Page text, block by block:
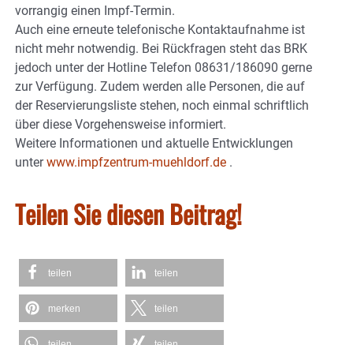
vorrangig einen Impf-Termin.
Auch eine erneute telefonische Kontaktaufnahme ist
nicht mehr notwendig. Bei Rückfragen steht das BRK
jedoch unter der Hotline Telefon 08631/186090 gerne
zur Verfügung. Zudem werden alle Personen, die auf
der Reservierungsliste stehen, noch einmal schriftlich
über diese Vorgehensweise informiert.
Weitere Informationen und aktuelle Entwicklungen
unterwww.impfzentrum-muehldorf.de .
Teilen Sie diesen Beitrag!
teilen teilen
merken teilen